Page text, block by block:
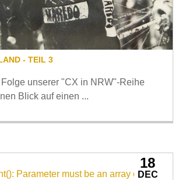
- TEIL 3
Folge unserer "CX in NRW"-Reihe
Blick auf einen ...
Parameter must be an array or an
18
DEC